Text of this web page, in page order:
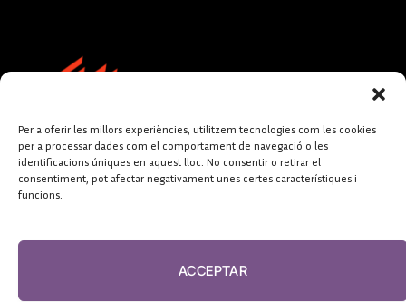
Per a oferir les millors experiències, utilitzem tecnologies com les cookies
per a processar dades com el comportament de navegació o les
identificacions úniques en aquest lloc. No consentir o retirar el
consentiment, pot afectar negativament unes certes característiques i
funcions.
ACCEPTAR
FUNDACIÓ